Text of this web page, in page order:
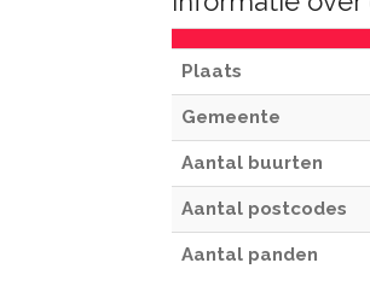
Plaats
Gemeente
Aantal buurten
Aantal postcodes
Aantal panden